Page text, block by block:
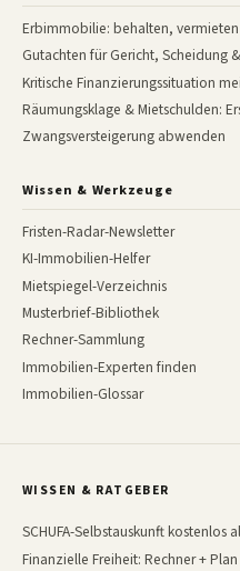
Erbimmobilie: behalten,
Gutachten für Gericht, Scheidung
Kritische Finanzierungssituation
Räumungsklage & Mietschulden:
Zwangsversteigerung abwenden
Wissen & Werkzeuge
Fristen-Radar-Newsletter
KI-Immobilien-Helfer
Mietspiegel-Verzeichnis
Musterbrief-Bibliothek
Rechner-Sammlung
Immobilien-Experten finden
Immobilien-Glossar
WISSEN & RATGEBER
SCHUFA-Selbstauskunft kostenlos
Finanzielle Freiheit: Rechner +